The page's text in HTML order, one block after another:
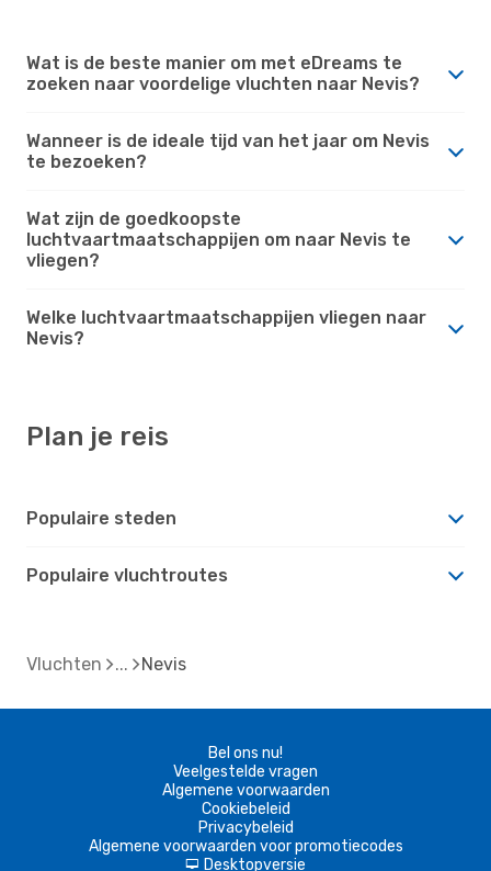
Wat is de beste manier om met eDreams te
zoeken naar voordelige vluchten naar Nevis?
Wanneer is de ideale tijd van het jaar om Nevis
te bezoeken?
Wat zijn de goedkoopste
luchtvaartmaatschappijen om naar Nevis te
vliegen?
Welke luchtvaartmaatschappijen vliegen naar
Nevis?
Plan je reis
Populaire steden
Populaire vluchtroutes
Vluchten Nevis
Bel ons nu!
Veelgestelde vragen
Algemene voorwaarden
Cookiebeleid
Privacybeleid
Algemene voorwaarden voor promotiecodes
d Desktopversie